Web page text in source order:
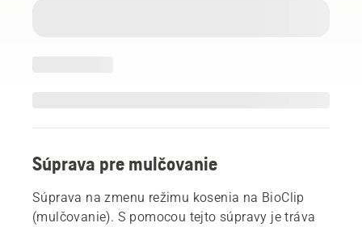
Súprava pre mulčovanie
Súprava na zmenu režimu kosenia na BioClip
(mulčovanie). S pomocou tejto súpravy je tráva